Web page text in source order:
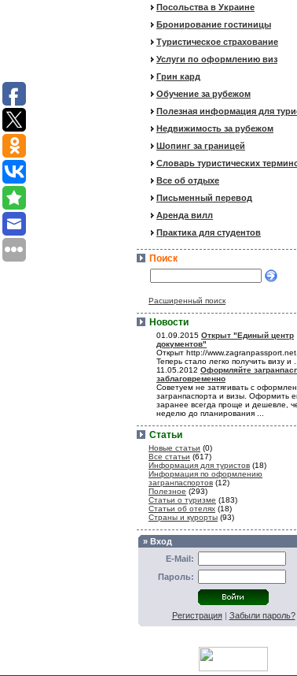
Посольства в Украине
Бронирование гостиницы
Туристическое страхование
Услуги по оформлению виз
Грин кард
Обучение за рубежом
Полезная информация для
Недвижимость за рубежом
Шопинг за границей
Словарь туристических
Все об отдыхе
Письменный перевод
Аренда вилл
Практика для студентов
Поиск
Расширенный поиск
Новости
01.09.2015 Открыт "Единый центр
документов"
Открыт http://
Теперь стало легко получить визу и ...
11.05.2012 Оформляйте
заблаговременно
Советуем не затягивать с
загранпаспорта и визы. Оформить
заранее всегда проще и дешевле,
неделю до планирования ...
Статьи
Новые статьи (0)
Все статьи (617)
Информация для туристов (18)
Информация по оформлению
загранпаспортов (12)
Полезное (293)
Статьи о туризме (183)
Статьи об отелях (18)
Страны и курорты (93)
» Вход
E-Mail:
Пароль:
Регистрация| Забыли пароль?